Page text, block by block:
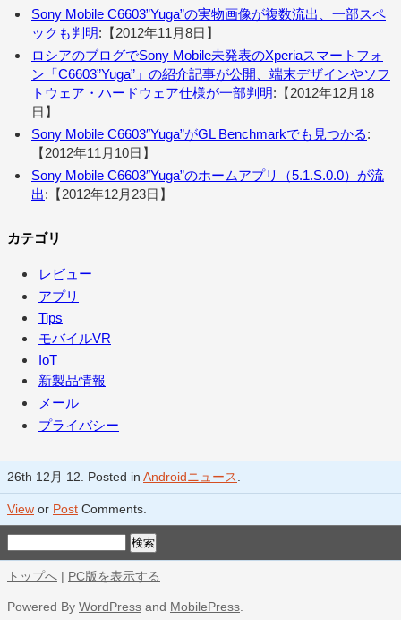
Sony Mobile C6603”Yuga”の実物画像が複数流出、一部スペ
ックも判明:【2012年11月8日】
ロシアのブログでSony Mobile未発表のXperiaスマートフォ
ン「C6603”Yuga”」の紹介記事が公開、端末デザインやソフ
トウェア・ハードウェア仕様が一部判明:【2012年12月18
日】
Sony Mobile C6603″Yuga”がGL Benchmarkでも見つかる:
【2012年11月10日】
Sony Mobile C6603″Yuga”のホームアプリ（5.1.S.0.0）が流
出:【2012年12月23日】
カテゴリ
レビュー
アプリ
Tips
モバイルVR
IoT
新製品情報
メール
プライバシー
26th 12月 12. Posted in Androidニュース
View or Post Comments.
トップへ | PC版を表示する
Powered By WordPress and MobilePress